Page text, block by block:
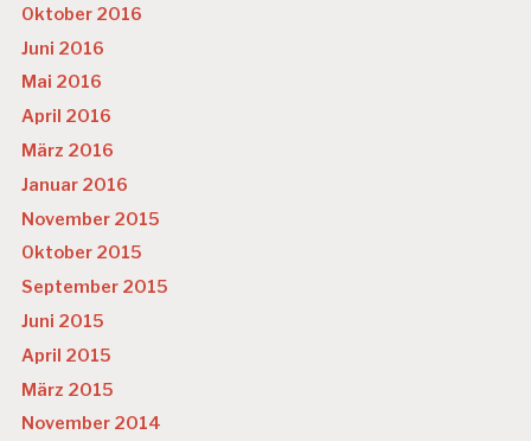
Oktober 2016
Juni 2016
Mai 2016
April 2016
März 2016
Januar 2016
November 2015
Oktober 2015
September 2015
Juni 2015
April 2015
März 2015
November 2014